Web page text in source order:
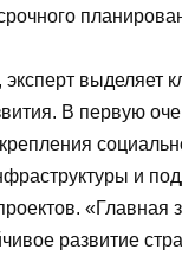
эксперт выделяет
В первую
и
«Главная
развитие